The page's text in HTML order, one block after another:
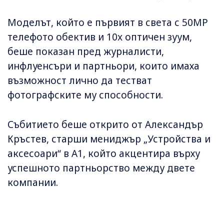
Моделът, който е първият в света с 50MP
телефото обектив и 10x оптичен зуум,
беше показан пред журналисти,
инфлуенсъри и партньори, които имаха
възможност лично да тестват
фотографските му способности.
Събитието беше открито от Александър
Кръстев, старши мениджър „Устройства и
аксесоари“ в A1, който акцентира върху
успешното партньорство между двете
компании.